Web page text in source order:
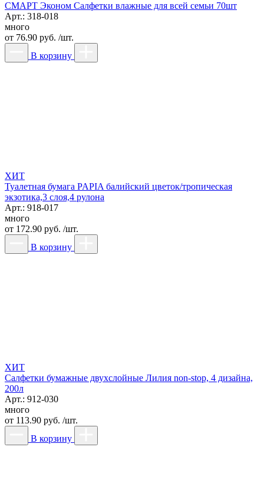
СМАРТ Эконом Салфетки влажные для всей семьи 70шт
Арт.: 318-018
много
от 76.90 руб. /шт.
В корзину
ХИТ
Туалетная бумага PAPIA балийский цветок/тропическая
экзотика,3 слоя,4 рулона
Арт.: 918-017
много
от 172.90 руб. /шт.
В корзину
ХИТ
Салфетки бумажные двухслойные Лилия non-stop, 4 дизайна,
200л
Арт.: 912-030
много
от 113.90 руб. /шт.
В корзину